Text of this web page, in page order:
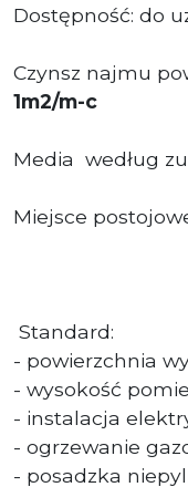
Dostępność: do
Czynsz najmu
1m2/m-c
Media według
Miejsce
Standard:
- powierzchnia
- wysokość
- instalacja
- ogrzewanie
- posadzka